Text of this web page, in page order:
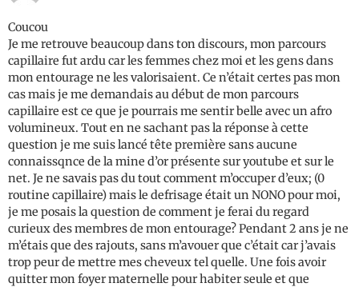
Coucou
Je me retrouve beaucoup dans ton discours, mon parcours
capillaire fut ardu car les femmes chez moi et les gens dans
mon entourage ne les valorisaient. Ce n’était certes pas mon
cas mais je me demandais au début de mon parcours
capillaire est ce que je pourrais me sentir belle avec un afro
volumineux. Tout en ne sachant pas la réponse à cette
question je me suis lancé tête première sans aucune
connaissqnce de la mine d’or présente sur youtube et sur le
net. Je ne savais pas du tout comment m’occuper d’eux; (0
routine capillaire) mais le defrisage était un NONO pour moi,
je me posais la question de comment je ferai du regard
curieux des membres de mon entourage? Pendant 2 ans je ne
m’étais que des rajouts, sans m’avouer que c’était car j’avais
trop peur de mettre mes cheveux tel quelle. Une fois avoir
quitter mon foyer maternelle pour habiter seule et que